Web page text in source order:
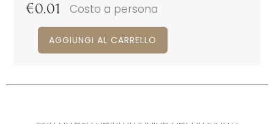
€0.01 Costo a persona
AGGIUNGI AL CARRELLO